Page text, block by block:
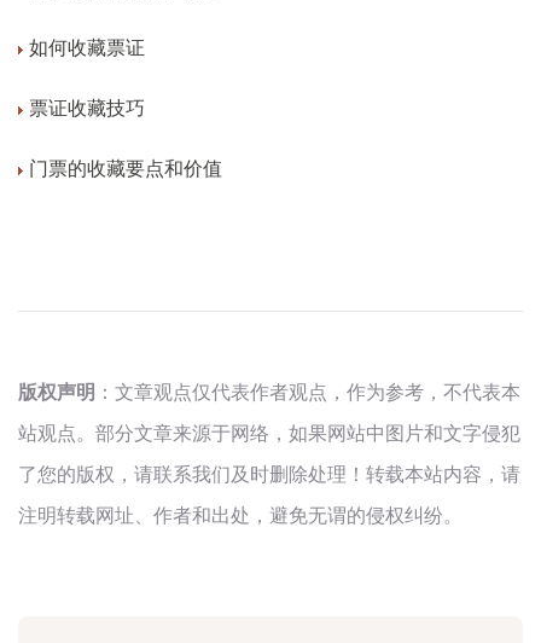
如何收藏票证
票证收藏技巧
门票的收藏要点和价值
版权声明 ：文章观点仅代表作者观点，作为参考，不代表本
站观点。部分文章来源于网络，如果网站中图片和文字侵犯
了您的版权，请联系我们及时删除处理！转载本站内容，请
注明转载网址、作者和出处，避免无谓的侵权纠纷。